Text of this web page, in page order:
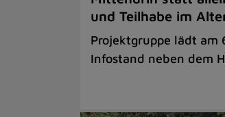
und Teilhabe im
Projektgruppe lädt am
Infostand neben dem